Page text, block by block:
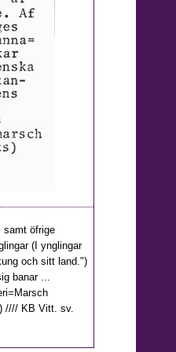
samt öfrige
(I ynglingar
och sitt land.")
banar ...
//// KB Vitt. sv.